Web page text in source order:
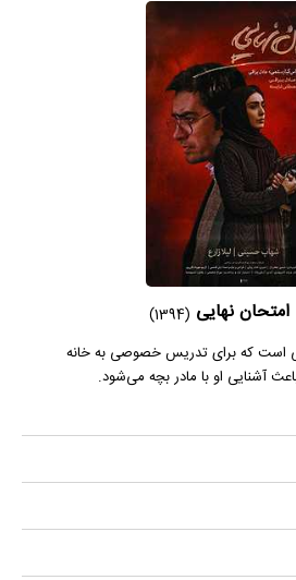
امتحان نهایی (1394)
است که برای تدریس خصوصی به خانه
آشنایی او با مادر بچه می‌شود.